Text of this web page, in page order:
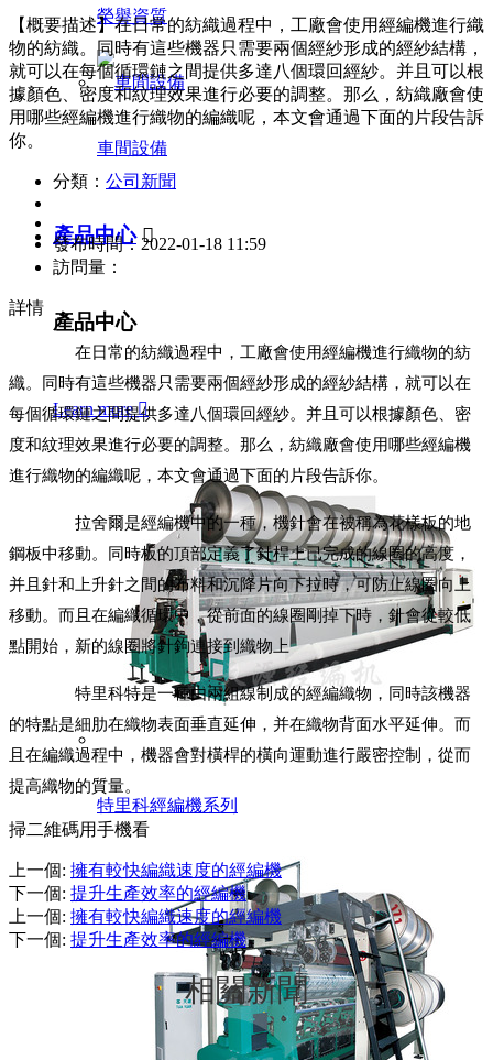
榮譽資質
車間設備
產品中心 
產品中心
Learn more 
特里科經編機系列
【概要描述】在日常的紡織過程中，工廠會使用經編機進行織
物的紡織。同時有這些機器只需要兩個經紗形成的經紗結構，
就可以在每個循環鏈之間提供多達八個環回經紗。并且可以根
據顏色、密度和紋理效果進行必要的調整。那么，紡織廠會使
用哪些經編機進行織物的編織呢，本文會通過下面的片段告訴
你。
分類： 公司新聞
發布時間： 2022-01-18 11:59
訪問量：
詳情
在日常的紡織過程中，工廠會使用經編機進行織物的紡
織。同時有這些機器只需要兩個經紗形成的經紗結構，就可以在
每個循環鏈之間提供多達八個環回經紗。并且可以根據顏色、密
度和紋理效果進行必要的調整。那么，紡織廠會使用哪些經編機
進行織物的編織呢，本文會通過下面的片段告訴你。
拉舍爾是經編機中的一種，機針會在被稱為花樣板的地
鋼板中移動。同時板的頂部定義了針桿上已完成的線圈的高度，
并且針和上升針之間的布料和沉降片向下拉時，可防止線圈向上
移動。而且在編織循環中，從前面的線圈剛掉下時，針會從較低
點開始，新的線圈將針鉤連接到織物上
特里科特是一種由兩組線制成的經編織物，同時該機器
的特點是細肋在織物表面垂直延伸，并在織物背面水平延伸。而
且在編織過程中，機器會對橫桿的橫向運動進行嚴密控制，從而
提高織物的質量。
掃二維碼用手機看
上一個: 擁有較快編織速度的經編機
下一個: 提升生產效率的經編機
上一個: 擁有較快編織速度的經編機
下一個: 提升生產效率的經編機
相關新聞